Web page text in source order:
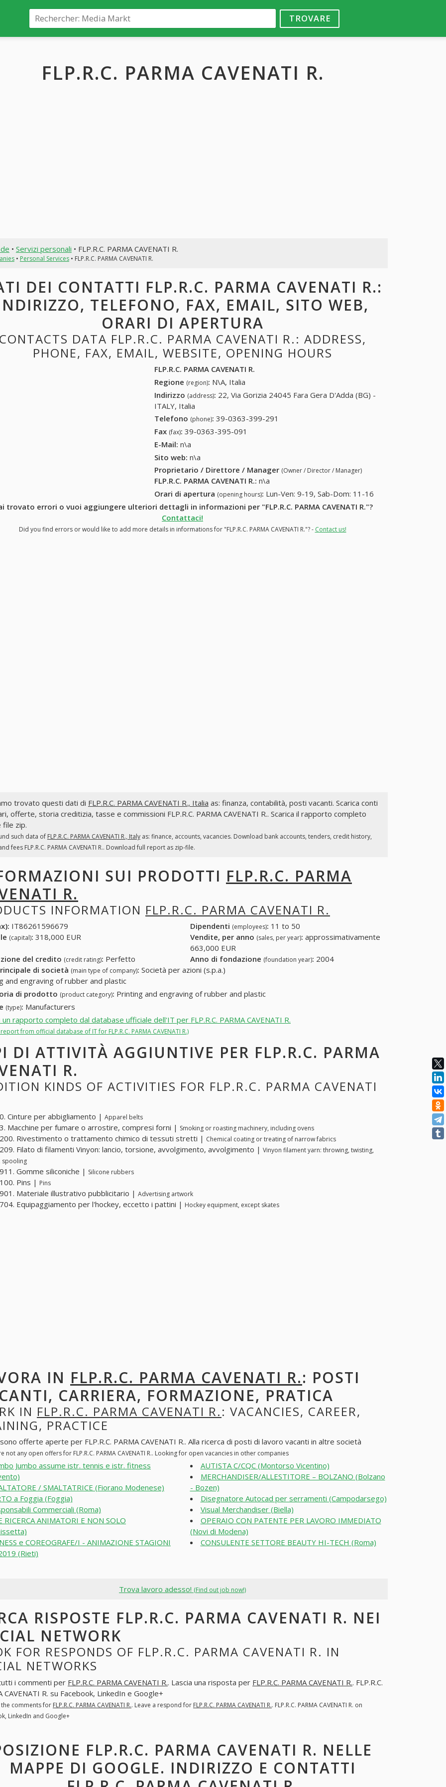
TROVARE
FLP.R.C. PARMA CAVENATI R.
• Servizi personali • FLP.R.C. PARMA CAVENATI R.
• Personal Services• FLP.R.C. PARMA CAVENATI R.
DEI CONTATTI FLP.R.C. PARMA CAVENATI R.:
TELEFONO, FAX, EMAIL, SITO WEB,
ORARI DI APERTURA
DATA FLP.R.C. PARMA CAVENATI R.: ADDRESS,
PHONE, FAX, EMAIL, WEBSITE, OPENING HOURS
FLP.R.C. PARMA CAVENATI R.
Regione (region): N\A, Italia
Indirizzo (address): 22, Via Gorizia 24045 Fara Gera D'Adda (BG) -
ITALY, Italia
Telefono (phone): 39-0363-399-291
Fax (fax): 39-0363-395-091
E-Mail: n\a
Sito web: n\a
Proprietario / Direttore / Manager (Owner / Director / Manager)
FLP.R.C. PARMA CAVENATI R.: n\a
Orari di apertura (opening hours): Lun-Ven: 9-19, Sab-Dom: 11-16
trovato errori o vuoi aggiungere ulteriori dettagli in informazioni per "FLP.R.C. PARMA CAVENATI R."?
Contattaci!
Did you find errors or would like to add more details in informations for "FLP.R.C. PARMA CAVENATI R."? - Contact us!
trovato questi dati di FLP.R.C. PARMA CAVENATI R., Italia as: finanza, contabilità, posti vacanti. Scarica conti
offerte, storia creditizia, tasse e commissioni FLP.R.C. PARMA CAVENATI R.. Scarica il rapporto completo
file zip.
such data of FLP.R.C. PARMA CAVENATI R., Italyas: finance, accounts, vacancies. Download bank accounts, tenders, credit history,
fees FLP.R.C. PARMA CAVENATI R.. Download full report as zip-file.
SUI PRODOTTI FLP.R.C. PARMA
R.
INFORMATION FLP.R.C. PARMA CAVENATI R.
IT86261596679 Dipendenti (employees): 11 to 50
(capital): 318,000 EUR Vendite, per anno (sales, per year): approssimativamente
663,000 EUR
del credito (credit rating): Perfetto Anno di fondazione (foundation year): 2004
di società (main type of company): Società per azioni (s.p.a.)
and engraving of rubber and plastic
di prodotto (product category): Printing and engraving of rubber and plastic
(type): Manufacturers
rapporto completo dal database ufficiale dell'IT per FLP.R.C. PARMA CAVENATI R.
from official database of IT for FLP.R.C. PARMA CAVENATI R.)
DI ATTIVITÀ AGGIUNTIVE PER FLP.R.C. PARMA
R.
KINDS OF ACTIVITIES FOR FLP.R.C. PARMA CAVENATI
Cinture per abbigliamento | Apparel belts
Macchine per fumare o arrostire, compresi forni | Smoking or roasting machinery, including ovens
Rivestimento o trattamento chimico di tessuti stretti | Chemical coating or treating of narrow fabrics
Filato di filamenti Vinyon: lancio, torsione, avvolgimento, avvolgimento | Vinyon filament yarn: throwing, twisting,
spooling
Gomme siliconiche | Silicone rubbers
Pins | Pins
Materiale illustrativo pubblicitario | Advertising artwork
Equipaggiamento per l'hockey, eccetto i pattini | Hockey equipment, except skates
IN FLP.R.C. PARMA CAVENATI R.: POSTI
CARRIERA, FORMAZIONE, PRATICA
IN FLP.R.C. PARMA CAVENATI R.: VACANCIES, CAREER,
PRACTICE
offerte aperte per FLP.R.C. PARMA CAVENATI R.. Alla ricerca di posti di lavoro vacanti in altre società
not any open offers for FLP.R.C. PARMA CAVENATI R.. Looking for open vacancies in other companies
Jumbo assume istr. tennis e istr. fitness
/ SMALTATRICE (Fiorano Modenese)
a Foggia (Foggia)
Commerciali (Roma)
RICERCA ANIMATORI E NON SOLO
e COREOGRAFE/I - ANIMAZIONE STAGIONI
(Rieti)
AUTISTA C/CQC (Montorso Vicentino)
MERCHANDISER/ALLESTITORE – BOLZANO (Bolzano
- Bozen)
Disegnatore Autocad per serramenti (Campodarsego)
Visual Merchandiser (Biella)
OPERAIO CON PATENTE PER LAVORO IMMEDIATO
(Novi di Modena)
CONSULENTE SETTORE BEAUTY HI-TECH (Roma)
Trova lavoro adesso! (Find out job now!)
RISPOSTE FLP.R.C. PARMA CAVENATI R. NEI
NETWORK
FOR RESPONDS OF FLP.R.C. PARMA CAVENATI R. IN
NETWORKS
i commenti per FLP.R.C. PARMA CAVENATI R.. Lascia una risposta per FLP.R.C. PARMA CAVENATI R.. FLP.R.C.
CAVENATI R. su Facebook, LinkedIn e Google+
the comments for FLP.R.C. PARMA CAVENATI R.. Leave a respond for FLP.R.C. PARMA CAVENATI R.. FLP.R.C. PARMA CAVENATI R. on
LinkedIn and Google+
FLP.R.C. PARMA CAVENATI R. NELLE
MAPPE DI GOOGLE. INDIRIZZO E CONTATTI